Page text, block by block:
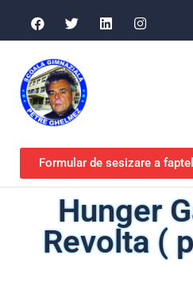
Formular de sesizare a
Hunger
Revolta (